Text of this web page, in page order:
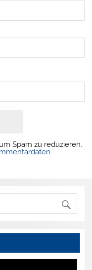
Spam zu reduzieren.